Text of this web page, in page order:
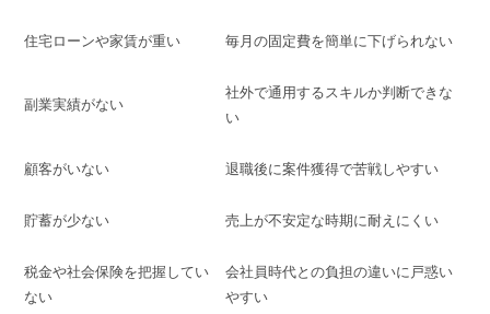
住宅ローンや家賃が重い 毎月の固定費を簡単に下げられない
副業実績がない
社外で通用するスキルか判断できな
い
顧客がいない 退職後に案件獲得で苦戦しやすい
貯蓄が少ない 売上が不安定な時期に耐えにくい
税金や社会保険を把握してい
ない
会社員時代との負担の違いに戸惑い
やすい